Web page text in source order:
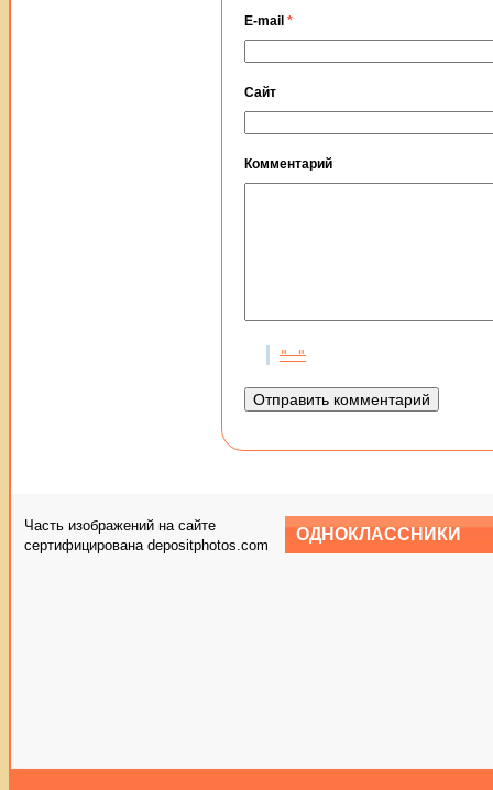
E-mail *
Сайт
Комментарий
Часть изображений на сайте
сертифицирована depositphotos.com
ОДНОКЛАССНИКИ